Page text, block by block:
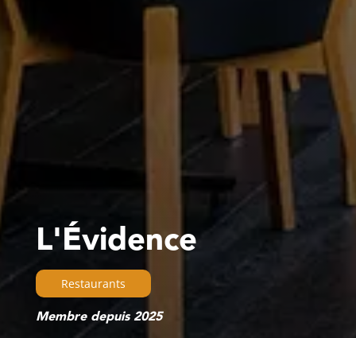
L'Évidence
Restaurants
Membre depuis 2025